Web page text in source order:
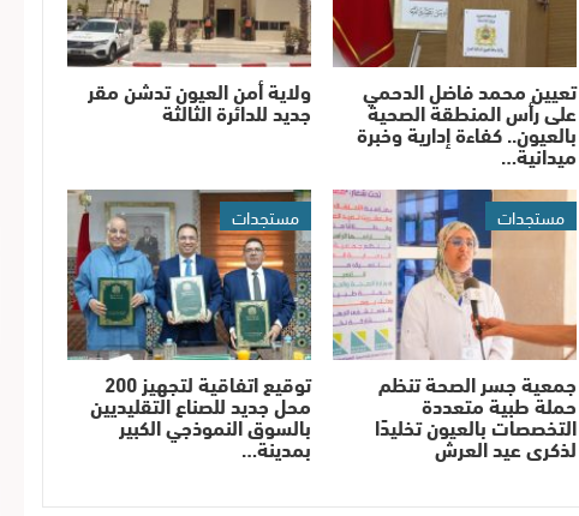
تعيين محمد فاضل الدحمي
على رأس المنطقة الصحية
بالعيون.. كفاءة إدارية وخبرة
ميدانية…
ولاية أمن العيون تدشن مقر
جديد للدائرة الثالثة
مستجدات
جمعية جسر الصحة تنظم
حملة طبية متعددة
التخصصات بالعيون تخليدًا
لذكرى عيد العرش
مستجدات
توقيع اتفاقية لتجهيز 200
محل جديد للصناع التقليديين
بالسوق النموذجي الكبير
بمدينة…